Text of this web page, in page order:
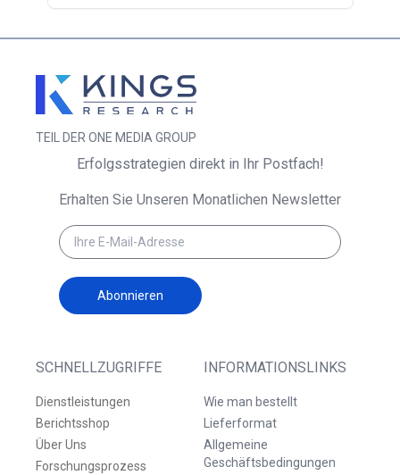
TEIL DER ONE MEDIA GROUP
SCHNELLZUGRIFFE
Dienstleistungen
Berichtsshop
Über Uns
Forschungsprozess
INFORMATIONSLINKS
Wie man bestellt
Lieferformat
Allgemeine
Geschäftsbedingungen
Erfolgsstrategien direkt in Ihr Postfach!
Erhalten Sie Unseren Monatlichen Newsletter
Abonnieren